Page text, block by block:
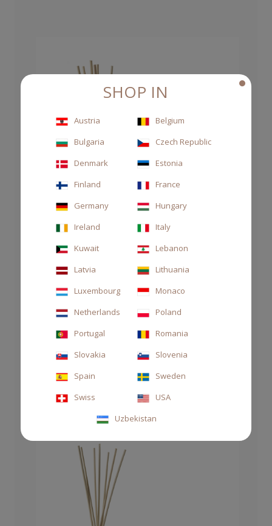
DIFFUSORE STILE 500ML ARAMARA
SHOP IN
Austria
Belgium
Bulgaria
Czech Republic
Denmark
Estonia
Finland
France
Germany
Hungary
Ireland
Italy
Kuwait
Lebanon
Latvia
Lithuania
Luxembourg
Monaco
Netherlands
Poland
Portugal
Romania
Slovakia
Slovenia
Spain
Sweden
Swiss
USA
Uzbekistan